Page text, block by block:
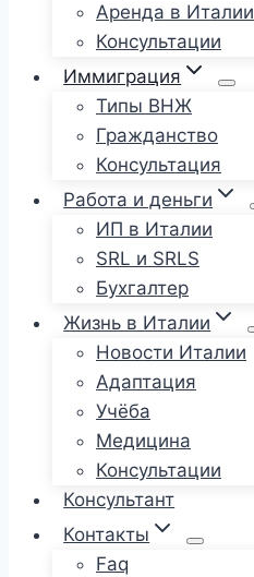
Аренда в Италии
Консультации
Иммиграция
Типы ВНЖ
Гражданство
Консультация
Работа и деньги
ИП в Италии
SRL и SRLS
Бухгалтер
Жизнь в Италии
Новости Италии
Адаптация
Учёба
Медицина
Консультации
Консультант
Контакты
Faq